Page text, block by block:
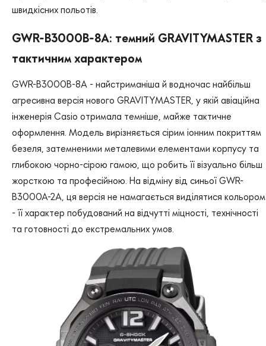
швидкісних польотів.
GWR-B3000B-8A: темний GRAVITYMASTER з
тактичним характером
GWR-B3000B-8A - найстриманіша й водночас найбільш
агресивна версія нового GRAVITYMASTER, у якій авіаційна
інженерія Casio отримала темніше, майже тактичне
оформлення. Модель вирізняється сірим іонним покриттям
безеля, затемненими металевими елементами корпусу та
глибокою чорно-сірою гамою, що робить її візуально більш
жорсткою та професійною. На відміну від синьої GWR-
B3000A-2A, ця версія не намагається виділятися кольором
- її характер побудований на відчутті міцності, технічності
та готовності до екстремальних умов.